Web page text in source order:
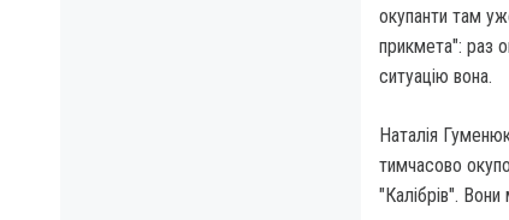
окупанти там
прикмета": раз
ситуацію вона.
Наталія
тимчасово
"Калібрів".